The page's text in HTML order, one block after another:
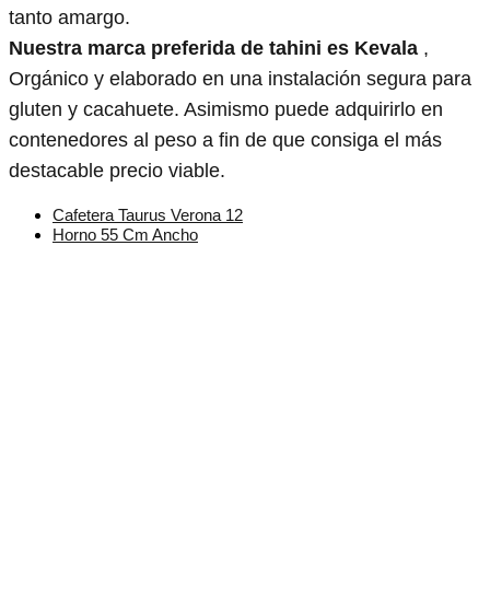
tanto amargo.
Nuestra marca preferida de tahini es Kevala ,
Orgánico y elaborado en una instalación segura para
gluten y cacahuete. Asimismo puede adquirirlo en
contenedores al peso a fin de que consiga el más
destacable precio viable.
Cafetera Taurus Verona 12
Horno 55 Cm Ancho